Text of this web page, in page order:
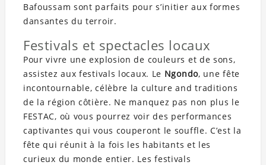
Bafoussam sont parfaits pour s’initier aux formes
dansantes du terroir.
Festivals et spectacles locaux
Pour vivre une explosion de couleurs et de sons,
assistez aux festivals locaux. Le Ngondo, une fête
incontournable, célèbre la culture and traditions
de la région côtière. Ne manquez pas non plus le
FESTAC, où vous pourrez voir des performances
captivantes qui vous couperont le souffle. C’est la
fête qui réunit à la fois les habitants et les
curieux du monde entier. Les festivals